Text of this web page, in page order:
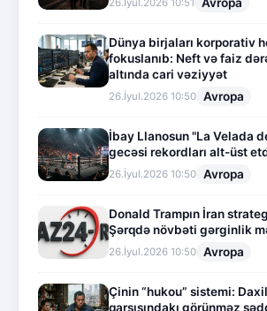
26.İyul.2026 10:51 Avropa
Dünya birjaları korporativ
fokuslanıb: Neft və faiz
altında cari vəziyyət
26.İyul.2026 10:50 Avropa
İbay Llanosun "La Velada
gecəsi rekordları alt-üst
26.İyul.2026 10:50 Avropa
Donald Trampın İran
Şərqdə növbəti gərginlik
26.İyul.2026 10:50 Avropa
Çinin “hukou” sistemi:
qarşısındakı görünməz